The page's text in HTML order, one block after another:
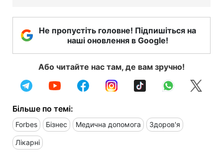
Не пропустіть головне! Підпишіться на
наші оновлення в Google!
Або читайте нас там, де вам зручно!
Більше по темі:
Forbes Бізнес Медична допомога Здоров'я
Лікарні